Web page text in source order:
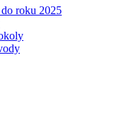
roku 2025